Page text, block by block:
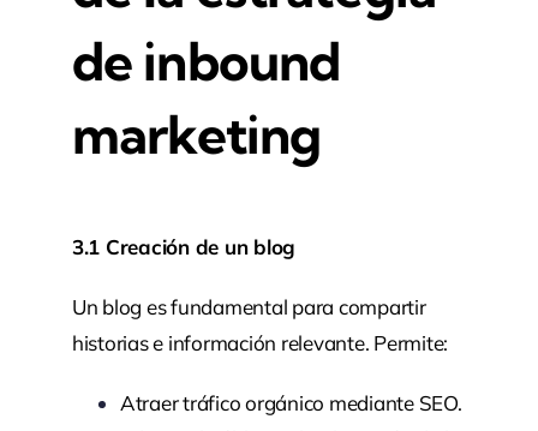
de inbound
marketing
3.1 Creación de un blog
Un blog es fundamental para compartir
historias e información relevante. Permite:
Atraer tráfico orgánico mediante SEO.